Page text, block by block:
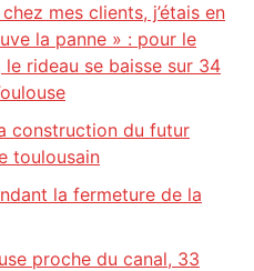
chez mes clients, j’étais en
la panne » : pour le
rideau se baisse sur 34
construction du futur
toulousain
la fermeture de la
proche du canal, 33